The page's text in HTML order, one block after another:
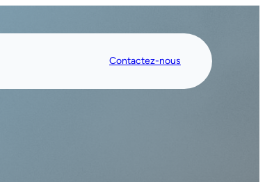
Contactez-nous